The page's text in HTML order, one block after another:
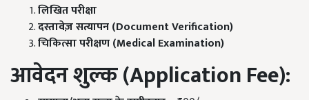
लिखित परीक्षा
दस्तावेज़ सत्यापन (Document Verification)
चिकित्सा परीक्षण (Medical Examination)
आवेदन शुल्क (Application Fee):